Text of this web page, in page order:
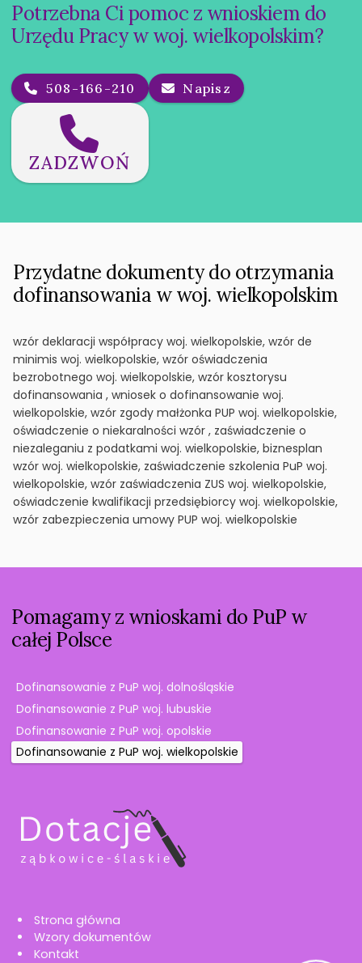
Potrzebna Ci pomoc z wnioskiem do
Urzędu Pracy w woj. wielkopolskim?
508-166-210 Napisz
ZADZWOŃ
Przydatne dokumenty do otrzymania
dofinansowania w woj. wielkopolskim
wzór deklaracji współpracy woj. wielkopolskie, wzór de
minimis woj. wielkopolskie, wzór oświadczenia
bezrobotnego woj. wielkopolskie, wzór kosztorysu
dofinansowania , wniosek o dofinansowanie woj.
wielkopolskie, wzór zgody małżonka PUP woj. wielkopolskie,
oświadczenie o niekaralności wzór , zaświadczenie o
niezaleganiu z podatkami woj. wielkopolskie, biznesplan
wzór woj. wielkopolskie, zaświadczenie szkolenia PuP woj.
wielkopolskie, wzór zaświadczenia ZUS woj. wielkopolskie,
oświadczenie kwalifikacji przedsiębiorcy woj. wielkopolskie,
wzór zabezpieczenia umowy PUP woj. wielkopolskie
Pomagamy z wnioskami do PuP w
całej Polsce
Dofinansowanie z PuP woj. dolnośląskie
Dofinansowanie z PuP woj. lubuskie
Dofinansowanie z PuP woj. opolskie
Dofinansowanie z PuP woj. wielkopolskie
Strona główna
Wzory dokumentów
Kontakt